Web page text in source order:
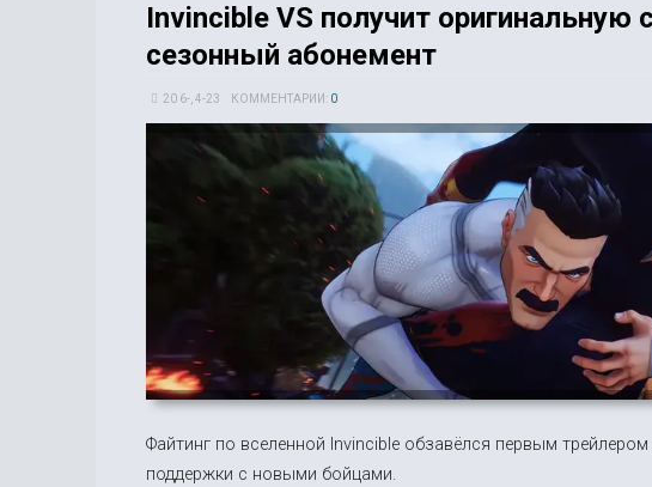
Invincible VS получит
сезонный абонемент
20 6-, 4-23 КОММЕНТАРИИ: 0
Файтинг по вселенной Invincible обзавёлся первым
поддержки с новыми бойцами.